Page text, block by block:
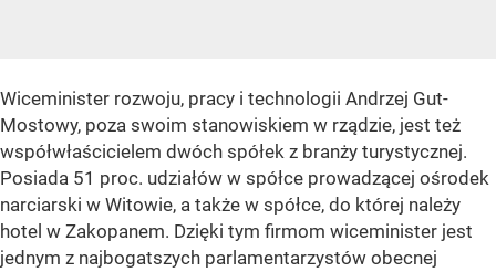
Wiceminister rozwoju, pracy i technologii Andrzej Gut-
Mostowy, poza swoim stanowiskiem w rządzie, jest też
współwłaścicielem dwóch spółek z branży turystycznej.
Posiada 51 proc. udziałów w spółce prowadzącej ośrodek
narciarski w Witowie, a także w spółce, do której należy
hotel w Zakopanem. Dzięki tym firmom wiceminister jest
jednym z najbogatszych parlamentarzystów obecnej